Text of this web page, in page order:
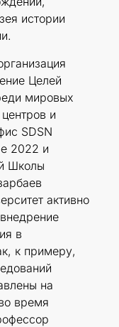
истории
Целей
мировых
и
SDSN
2022 и
Школы
активно
в
к примеру,
на
время